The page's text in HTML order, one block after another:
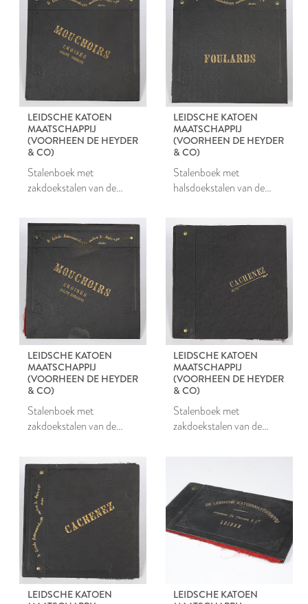
LEIDSCHE KATOEN
MAATSCHAPPIJ
(VOORHEEN DE HEYDER
& CO)
Stalenboek met
zakdoekstalen van de
LEIDSCHE KATOEN
MAATSCHAPPIJ
(VOORHEEN DE HEYDER
& CO)
Stalenboek met
halsdoekstalen van de
LEIDSCHE KATOEN
MAATSCHAPPIJ
(VOORHEEN DE HEYDER
& CO)
Stalenboek met
zakdoekstalen van de
LEIDSCHE KATOEN
MAATSCHAPPIJ
(VOORHEEN DE HEYDER
& CO)
Stalenboek met
zakdoekstalen van de
LEIDSCHE KATOEN
LEIDSCHE KATOEN